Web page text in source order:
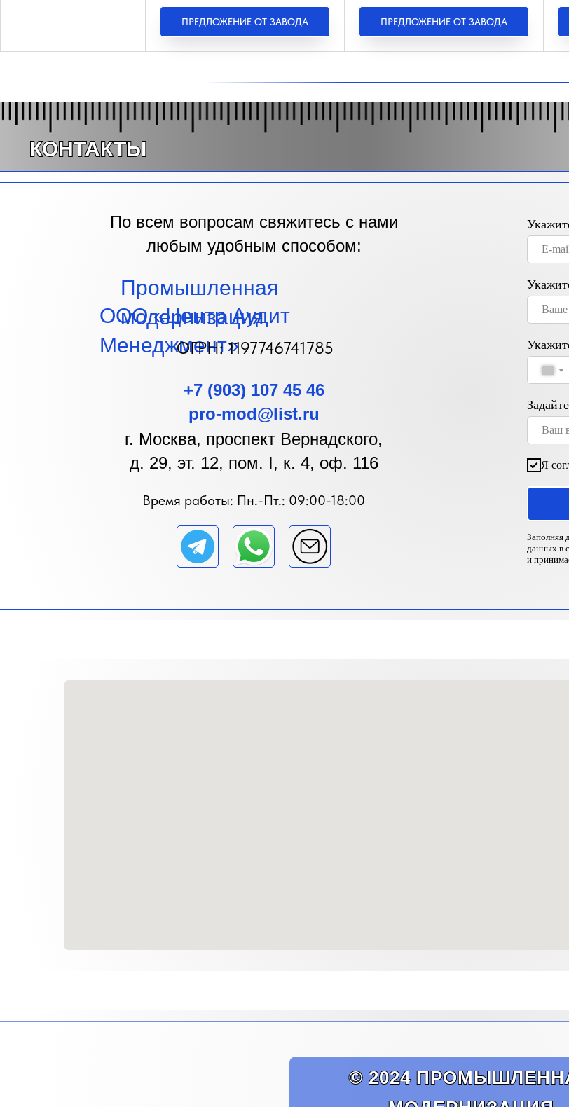
ПРЕДЛОЖЕНИЕ ОТ ЗАВОДА ПРЕДЛОЖЕНИЕ ОТ ЗАВОДА
КОНТАКТЫ
По всем вопросам свяжитесь с нами
любым удобным способом:
Время работы: Пн.-Пт.: 09:00-18:00
Я
Заполняя
данных в
и
Промышленная
модернизация
ООО «Центр Аудит
Менеджмент»ОГРН: 1197746741785
+7 (903) 107 45 46
pro-mod@list.ru
г. Москва, проспект Вернадского,
д. 29, эт. 12, пом. I, к. 4, оф. 116
© 2024